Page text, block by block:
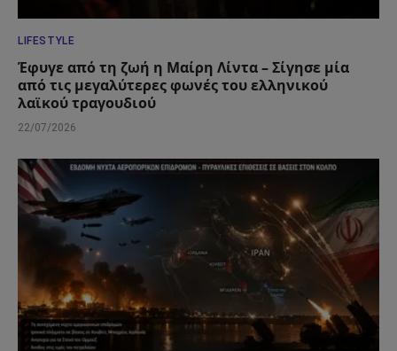
LIFESTYLE
Έφυγε από τη ζωή η Μαίρη Λίντα – Σίγησε μία
από τις μεγαλύτερες φωνές του ελληνικού
λαϊκού τραγουδιού
22/07/2026